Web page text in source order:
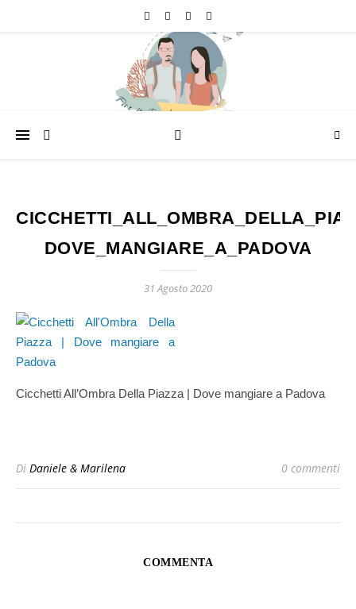
DOVE_MANGIARE_A_PADOVA
31 Agosto 2020
Cicchetti All’Ombra Della Piazza | Dove mangiare a Padova
Di Daniele & Marilena 0 commenti
COMMENTA